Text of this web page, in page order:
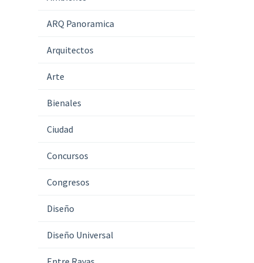
ARQ Panoramica
Arquitectos
Arte
Bienales
Ciudad
Concursos
Congresos
Diseño
Diseño Universal